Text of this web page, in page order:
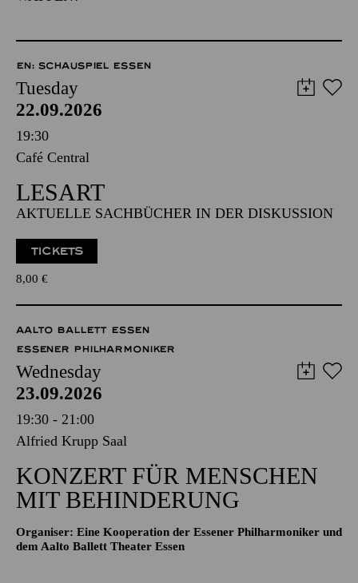
EN: SCHAUSPIEL ESSEN
Tuesday
22.09.2026
19:30
Café Central
LESART
AKTUELLE SACHBÜCHER IN DER DISKUSSION
TICKETS
8,00 €
AALTO BALLETT ESSEN
ESSENER PHILHARMONIKER
Wednesday
23.09.2026
19:30 - 21:00
Alfried Krupp Saal
KONZERT FÜR MENSCHEN
MIT BEHINDERUNG
Organiser: Eine Kooperation der Essener Philharmoniker und
dem Aalto Ballett Theater Essen